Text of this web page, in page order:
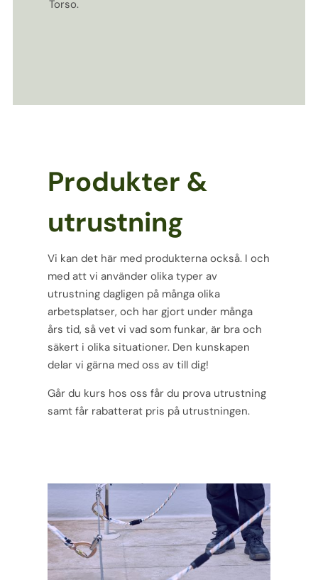
Torso.
Produkter &
utrustning
Vi kan det här med produkterna också. I och
med att vi använder olika typer av
utrustning dagligen på många olika
arbetsplatser, och har gjort under många
års tid, så vet vi vad som funkar, är bra och
säkert i olika situationer. Den kunskapen
delar vi gärna med oss av till dig!
Går du kurs hos oss får du prova utrustning
samt får rabatterat pris på utrustningen.